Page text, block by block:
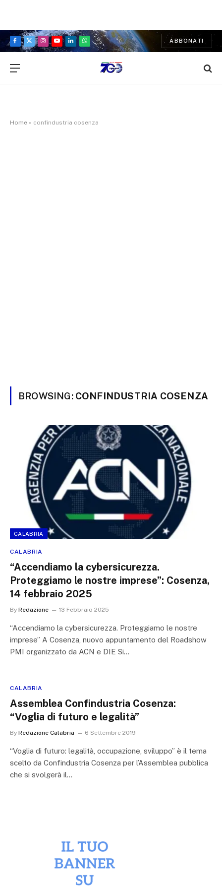
Facebook
X
Instagram
YouTubeLinkedInWhatsApp
ABBONATI
Home » confindustria cosenza
BROWSING: CONFINDUSTRIA COSENZA
CALABRIA
CALABRIA
“Accendiamo la cybersicurezza.
Proteggiamo le nostre imprese”: Cosenza,
14 febbraio 2025
By Redazione 13 Febbraio 2025
“Accendiamo la cybersicurezza. Proteggiamo le nostre
imprese” A Cosenza, nuovo appuntamento del Roadshow
PMI organizzato da ACN e DIE Si…
CALABRIA
Assemblea Confindustria Cosenza:
“Voglia di futuro e legalità”
By Redazione Calabria 6 Settembre 2019
“Voglia di futuro: legalità, occupazione, sviluppo” è il tema
scelto da Confindustria Cosenza per l’Assemblea pubblica
che si svolgerà il…